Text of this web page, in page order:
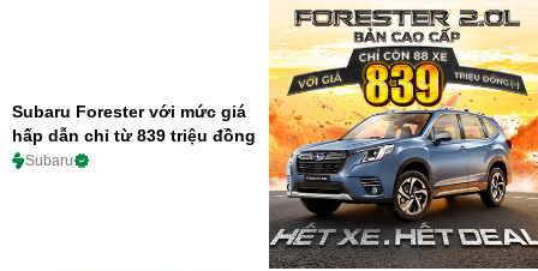
Subaru Forester với mức giá
hấp dẫn chỉ từ 839 triệu đồng
Subaru